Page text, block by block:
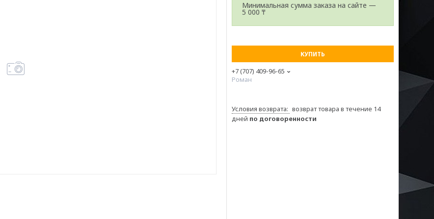
Минимальная сумма заказа на сайте —
5 000 ₸
КУПИТЬ
+7 (707) 409-96-65
Роман
возврат товара в течение 14
дней по договоренности